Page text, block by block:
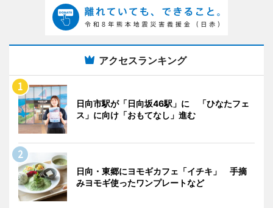
アクセスランキング
日向市駅が「日向坂46駅」に 「ひなたフェ
ス」に向け「おもてなし」進む
日向・東郷にヨモギカフェ「イチキ」 手摘
みヨモギ使ったワンプレートなど